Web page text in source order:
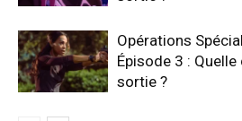
Opérations
Épisode 3 :
sortie ?